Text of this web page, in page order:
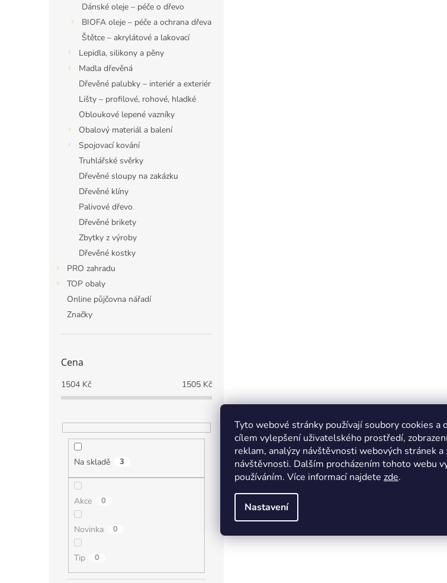
Tyto webové stránky používají soubory cookies a
cílem vylepšení uživatelského prostředí,
reklam, analýzy návštěvnosti webových stránek
návštěvnosti. Dalším procházením tohoto webu
používáním. Více informací najdete zde.
Nastavení
Dánské oleje – péče o dřevo
BIOFA oleje – péče a ochrana dřeva
Štětce – akrylátové a lakovací
Lepidla, silikony a pěny
Madla dřevěná
Dřevěné palubky – interiér a exteriér
Lišty – profilové, rohové, hladké
Obloukové lepené vazníky
Obalový materiál a balení
Spojovací kování
Truhlářské svěrky
Dřevěné sloupy na zakázku
Dřevěné klíny
Palivové dřevo
Dřevěné brikety
Zbytky z výroby
Dřevěné kostky
PRO zahradu
TOP obaly
Online půjčovna nářadí
Značky
Cena
1504 Kč 1505 Kč
Na skladě 3
Akce 0
Novinka 0
Tip 0